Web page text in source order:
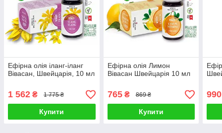
Ефірна олія іланг-іланг
Вівасан, Швейцарія, 10 мл
1 562 ₴ 1 775 ₴
Купити
Ефірна олія Лимон
Вівасан Швейцарія 10 мл
765₴ 869 ₴
Купити
990